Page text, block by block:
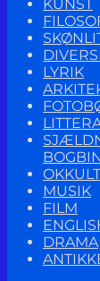
KUNST
LYRIK
MUSIK
FILM
DRAMA